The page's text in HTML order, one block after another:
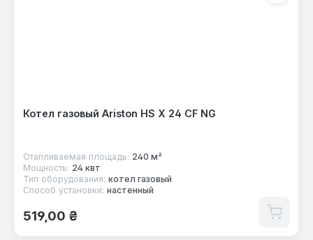
Котел газовый Ariston HS X 24 CF NG
Отапливаемая площадь: 240 м²
Мощность: 24 квт
Тип оборудования: котел газовый
Способ установки: настенный
Обычная цена:
519,00 ₴